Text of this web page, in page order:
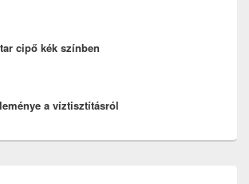
cipő kék színben
a víztisztításról